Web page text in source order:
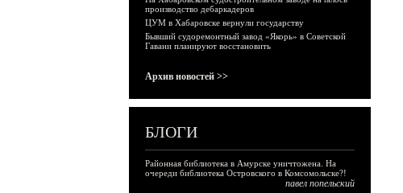
производство дебаркадеров
ЦУМ в Хабаровске вернули государству
Бывший судоремонтный завод «Якорь» в Советской
Гавани планируют восстановить
Архив новостей >>
БЛОГИ
Районная библиотека в Амурске уничтожена. На
очереди библиотека Островского в Комсомольске?!
павел попельский